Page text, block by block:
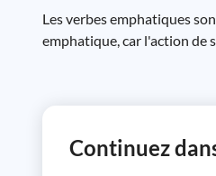
Les verbes emphatiques
emphatique, car l'action de
Continuez